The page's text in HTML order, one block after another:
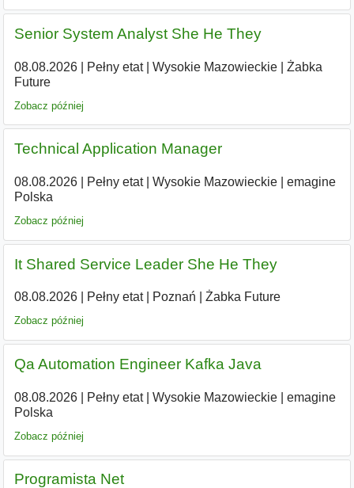
Senior System Analyst She He They
08.08.2026| Pełny etat| Wysokie Mazowieckie|
Żabka
Future
Zobacz później
Technical Application Manager
08.08.2026| Pełny etat| Wysokie Mazowieckie|
emagine
Polska
Zobacz później
It Shared Service Leader She He They
08.08.2026| Pełny etat| Poznań Żabka Future
Zobacz później
Qa Automation Engineer Kafka Java
08.08.2026| Pełny etat| Wysokie Mazowieckie|
emagine
Polska
Zobacz później
Programista Net